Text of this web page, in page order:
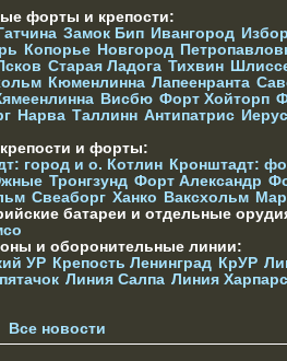
форты и крепости:
Гатчина Замок Бип Ивангород
Копорье Новгород
Старая Ладога Тихвин
Кюменлинна Лапеенранта
Висбю Форт Хойторп
Нарва Таллинн Антипатрис
и форты:
город и о. Котлин
Кронштадт:
Тронгзунд Форт Александр
Свеаборг Ханко Ваксхольм
батареи и отдельные
и оборонительные линии:
УР Крепость Ленинград КрУР
Линия Салпа Линия
Все новости